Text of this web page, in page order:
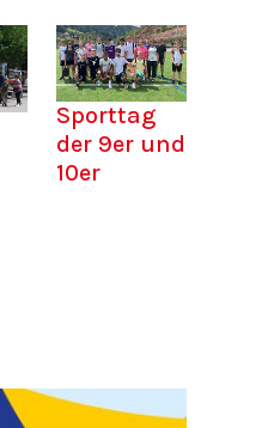
Sporttag
der 9er und
10er